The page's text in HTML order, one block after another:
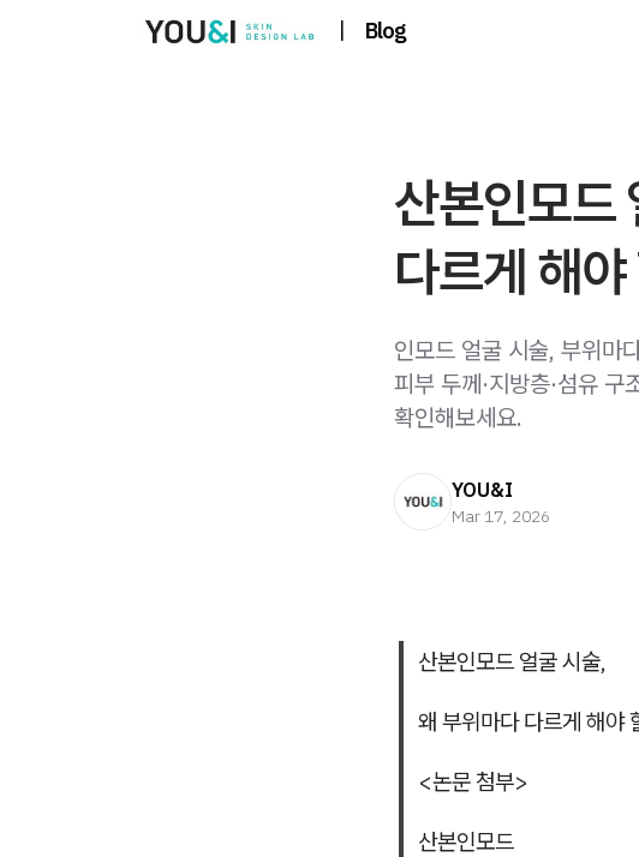
| Blog
산본인모드
다르게 해
인모드 얼굴 시술, 부위마
피부 두께·지방층·섬유
확인해보세요.
YOU&I
Mar 17, 2026
산본인모드 얼굴 시술,
왜 부위마다 다르게 해야
<논문 첨부>
산본인모드